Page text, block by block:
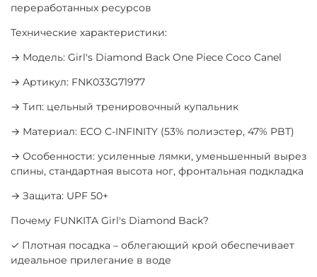
переработанных ресурсов
Технические характеристики:
→ Модель: Girl's Diamond Back One Piece Coco Canel
→ Артикул: FNK033G71977
→ Тип: цельный тренировочный купальник
→ Материал: ECO C-INFINITY (53% полиэстер, 47% PBT)
→ Особенности: усиленные лямки, уменьшенный вырез
спины, стандартная высота ног, фронтальная подкладка
→ Защита: UPF 50+
Почему FUNKITA Girl's Diamond Back?
✓ Плотная посадка – облегающий крой обеспечивает
идеальное прилегание в воде